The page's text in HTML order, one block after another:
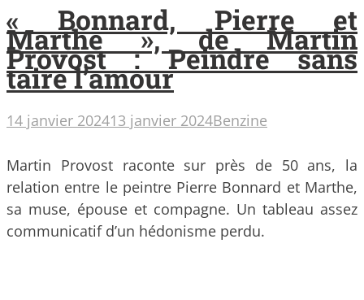
« Bonnard, Pierre et
Marthe », de Martin
Provost : Peindre sans
taire l’amour
14 janvier 202413 janvier 2024Benzine
Martin Provost raconte sur près de 50 ans, la
relation entre le peintre Pierre Bonnard et Marthe,
sa muse, épouse et compagne. Un tableau assez
communicatif d’un hédonisme perdu.